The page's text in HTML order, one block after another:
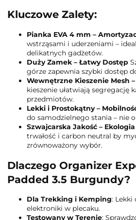
Kluczowe Zalety:
Pianka EVA 4 mm –
wstrząsami i uderzeniami –
delikatnych gadżetów.
Duży Zamek – Łatwy Dostęp
górze zapewnia szybki dostęp
Wewnętrzne Kieszenie Mesh
kieszenie ułatwiają segregację
przedmiotów.
Lekki i Prostokątny –
do samodzielnego stania – nie
Szwajcarska Jakość – Ekologia
trwałość i carbon neutral by
zrównoważony wybór.
Dlaczego Organizer
Padded 3.5 Burgundy?
Dla Trekking i Kemping: Lekki
elektroniki w plecaku.
Testowany w Terenie: